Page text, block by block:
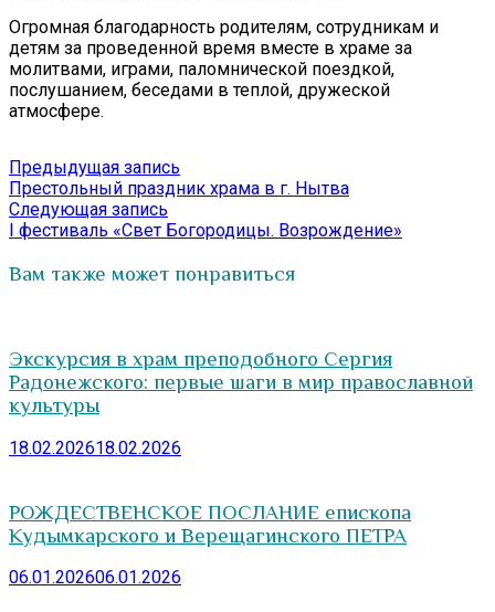
Огромная благодарность родителям, сотрудникам и
детям за проведенной время вместе в храме за
молитвами, играми, паломнической поездкой,
послушанием, беседами в теплой, дружеской
атмосфере.
Навигация
по
записям
Предыдущая запись
запись:
Престольный праздник храма в г. Нытва
Следующая запись
запись:
I фестиваль «Свет Богородицы. Возрождение»
Вам также может понравиться
Экскурсия в храм преподобного Сергия
Радонежского: первые шаги в мир православной
культуры
18.02.202618.02.2026
РОЖДЕСТВЕНСКОЕ ПОСЛАНИЕ епископа
Кудымкарского и Верещагинского ПЕТРА
06.01.202606.01.2026